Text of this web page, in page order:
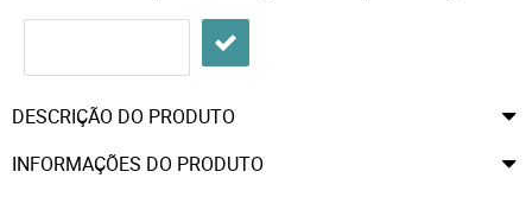
DESCRIÇÃO DO PRODUTO
INFORMAÇÕES DO PRODUTO